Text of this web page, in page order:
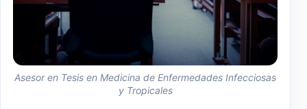
Asesor en Tesis en Medicina de Enfermedades Infecciosas
y Tropicales